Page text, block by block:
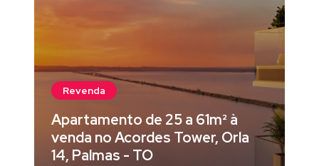
Revenda
Apartamento de 25 a 61m² à
venda no Acordes Tower, Orla
14, Palmas - TO